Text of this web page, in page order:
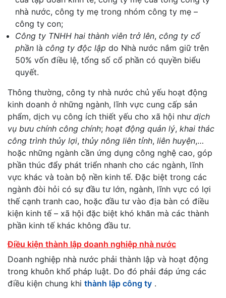
nhà nước, công ty mẹ trong nhóm công ty mẹ –
công ty con;
Công ty TNHH hai thành viên trở lên, công ty cổ
phần là công ty độc lập do Nhà nước nắm giữ trên
50% vốn điều lệ, tổng số cổ phần có quyền biểu
quyết.
Thông thường, công ty nhà nước chủ yếu hoạt động
kinh doanh ở những ngành, lĩnh vực cung cấp sản
phẩm, dịch vụ công ích thiết yếu cho xã hội như dịch
vụ bưu chính công chính; hoạt động quản lý, khai thác
công trình thủy lợi, thủy nông liên tỉnh, liên huyện,…
hoặc những ngành cần ứng dụng công nghệ cao, góp
phần thúc đẩy phát triển nhanh cho các ngành, lĩnh
vực khác và toàn bộ nền kinh tế. Đặc biệt trong các
ngành đòi hỏi có sự đầu tư lớn, ngành, lĩnh vực có lợi
thế cạnh tranh cao, hoặc đầu tư vào địa bàn có điều
kiện kinh tế – xã hội đặc biệt khó khăn mà các thành
phần kinh tế khác không đầu tư.
Điều kiện thành lập doanh nghiệp nhà nước
Doanh nghiệp nhà nước phải thành lập và hoạt động
trong khuôn khổ pháp luật. Do đó phải đáp ứng các
điều kiện chung khi thành lập công ty .